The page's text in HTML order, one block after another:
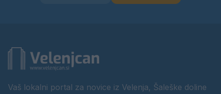
Vaš lokalni portal za novice iz Velenja, Šaleške doline